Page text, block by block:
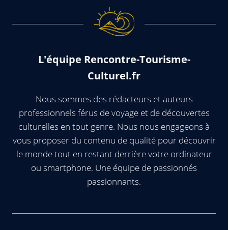
L'équipe Rencontre-Tourisme-
Culturel.fr
Nous sommes des rédacteurs et auteurs
professionnels férus de voyage et de découvertes
culturelles en tout genre. Nous nous engageons à
vous proposer du contenu de qualité pour découvrir
le monde tout en restant derrière votre ordinateur
ou smartphone. Une équipe de passionnés
passionnants.